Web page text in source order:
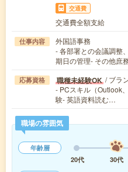
交通費
交通費全額支給
仕事内容
外国語事務
- 各部署との会議調整
期日の管理- その他庶
応募資格 職種未経験OK / ブラ
- PCスキル（Outlook
験- 英語資料読む…
職場の雰囲気
年齢層
20代
30代